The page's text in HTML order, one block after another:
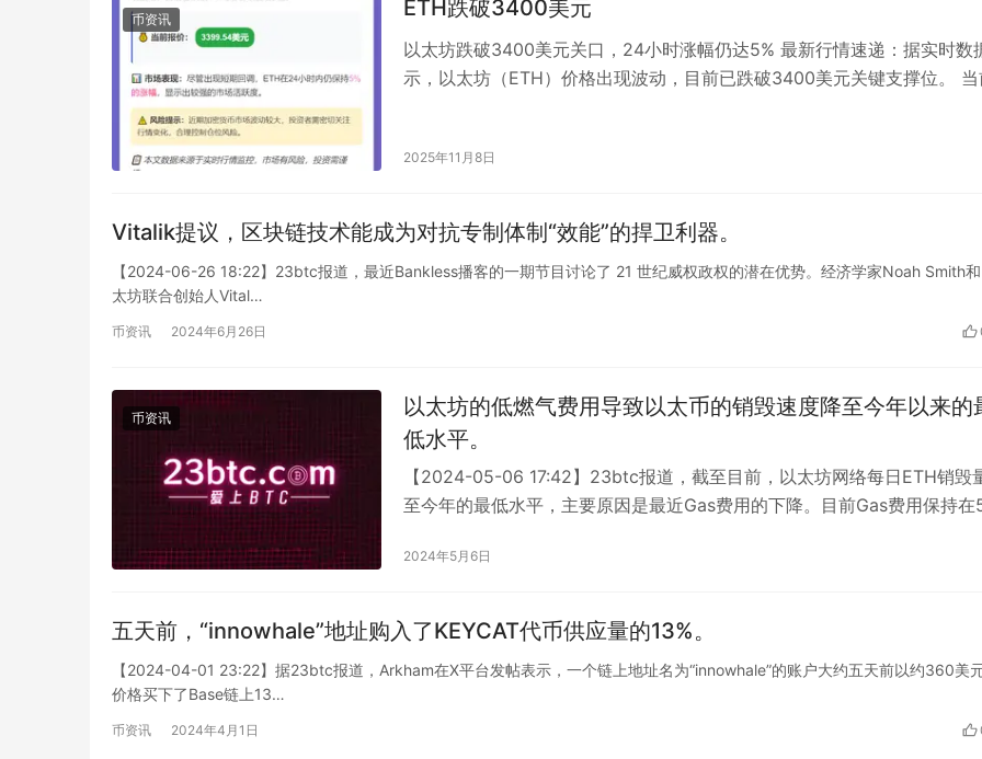
币资讯 ETH跌破3400美元
以太坊跌破3400美元关口，24小时涨幅仍达5% 最新行情速递：据实时数
示，以太坊（ETH）价格出现波动，目前已跌破3400美元关键支撑位。
2025年11月8日
Vitalik提议，区块链技术能成为对抗专制体制“效能”的捍卫利器。
【2024-06-26 18:22】23btc报道，最近Bankless播客的一期节目讨论了 21 世纪威权政权的潜在优势。经济学家Noah Smith
太坊联合创始人Vital…
币资讯 2024年6月26日
币资讯
以太坊的低燃气费用导致以太币的销毁速度降至今年以来的
低水平。
【2024-05-06 17:42】23btc报道，截至目前，以太坊网络每日ETH销毁
至今年的最低水平，主要原因是最近Gas费用的下降。目前Gas费用保持在
2024年5月6日
五天前，“innowhale”地址购入了KEYCAT代币供应量的13%。
【2024-04-01 23:22】据23btc报道，Arkham在X平台发帖表示，一个链上地址名为“innowhale”的账户大约五天前以约360美
价格买下了Base链上13…
币资讯 2024年4月1日